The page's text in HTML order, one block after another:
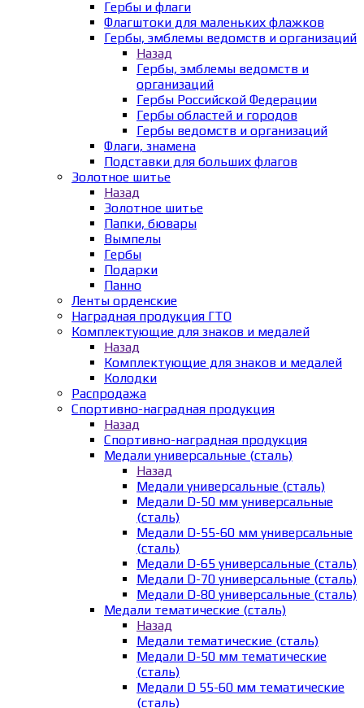
Гербы и флаги
Флагштоки для маленьких флажков
Гербы, эмблемы ведомств и организаций
Назад
Гербы, эмблемы ведомств и
организаций
Гербы Российской Федерации
Гербы областей и городов
Гербы ведомств и организаций
Флаги, знамена
Подставки для больших флагов
Золотное шитье
Назад
Золотное шитье
Папки, бювары
Вымпелы
Гербы
Подарки
Панно
Ленты орденские
Наградная продукция ГТО
Комплектующие для знаков и медалей
Назад
Комплектующие для знаков и медалей
Колодки
Распродажа
Спортивно-наградная продукция
Назад
Спортивно-наградная продукция
Медали универсальные (сталь)
Назад
Медали универсальные (сталь)
Медали D-50 мм универсальные
(сталь)
Медали D-55-60 мм универсальные
(сталь)
Медали D-65 универсальные (сталь)
Медали D-70 универсальные (сталь)
Медали D-80 универсальные (сталь)
Медали тематические (сталь)
Назад
Медали тематические (сталь)
Медали D-50 мм тематические
(сталь)
Медали D 55-60 мм тематические
(сталь)